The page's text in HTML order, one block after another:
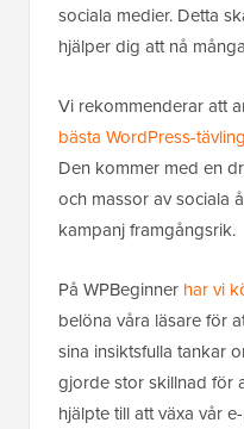
sociala medier. Detta
hjälper dig att nå
Vi rekommenderar att
bästa WordPress-
Den kommer med en
och massor av sociala
kampanj framgångsrik.
På WPBeginner har vi
belöna våra läsare för
sina insiktsfulla tankar
gjorde stor skillnad för
hjälpte till att växa vår